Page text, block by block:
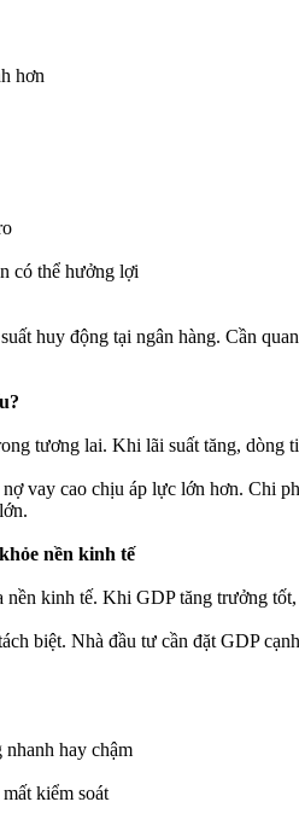
hơn
có thể hưởng lợi
huy động tại ngân hàng. Cần quan
tương lai. Khi lãi suất tăng,
vay cao chịu áp lực lớn hơn. Chi
nền kinh tế
nền kinh tế. Khi GDP tăng trưởng
biệt. Nhà đầu tư cần đặt GDP cạnh
hay chậm
kiểm soát